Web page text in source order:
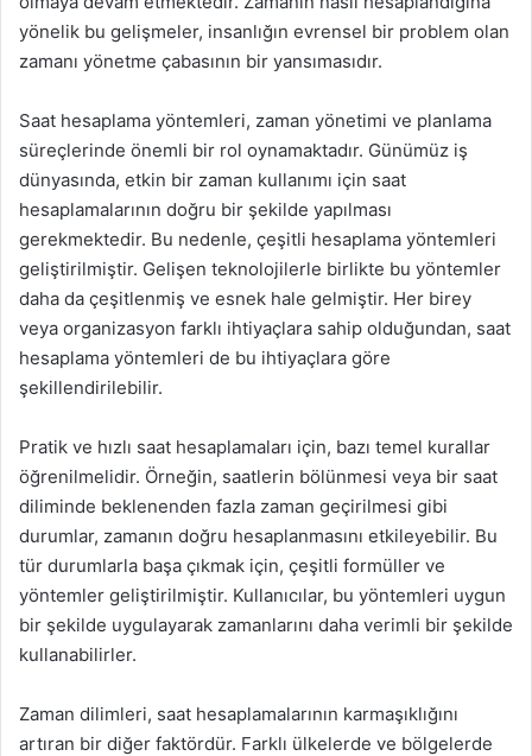
yönelik bu gelişmeler, insanlığın evrensel bir problem olan
zamanı yönetme çabasının bir yansımasıdır.
Saat hesaplama yöntemleri, zaman yönetimi ve planlama
süreçlerinde önemli bir rol oynamaktadır. Günümüz iş
dünyasında, etkin bir zaman kullanımı için saat
hesaplamalarının doğru bir şekilde yapılması
gerekmektedir. Bu nedenle, çeşitli hesaplama yöntemleri
geliştirilmiştir. Gelişen teknolojilerle birlikte bu yöntemler
daha da çeşitlenmiş ve esnek hale gelmiştir. Her birey
veya organizasyon farklı ihtiyaçlara sahip olduğundan, saat
hesaplama yöntemleri de bu ihtiyaçlara göre
şekillendirilebilir.
Pratik ve hızlı saat hesaplamaları için, bazı temel kurallar
öğrenilmelidir. Örneğin, saatlerin bölünmesi veya bir saat
diliminde beklenenden fazla zaman geçirilmesi gibi
durumlar, zamanın doğru hesaplanmasını etkileyebilir. Bu
tür durumlarla başa çıkmak için, çeşitli formüller ve
yöntemler geliştirilmiştir. Kullanıcılar, bu yöntemleri uygun
bir şekilde uygulayarak zamanlarını daha verimli bir şekilde
kullanabilirler.
Zaman dilimleri, saat hesaplamalarının karmaşıklığını
artıran bir diğer faktördür. Farklı ülkelerde ve bölgelerde